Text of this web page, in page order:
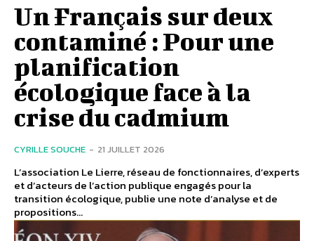
Un Français sur deux
contaminé : Pour une
planification
écologique face à la
crise du cadmium
CYRILLE SOUCHE - 21 JUILLET 2026
L’association Le Lierre, réseau de fonctionnaires, d’experts
et d’acteurs de l’action publique engagés pour la
transition écologique, publie une note d’analyse et de
propositions...